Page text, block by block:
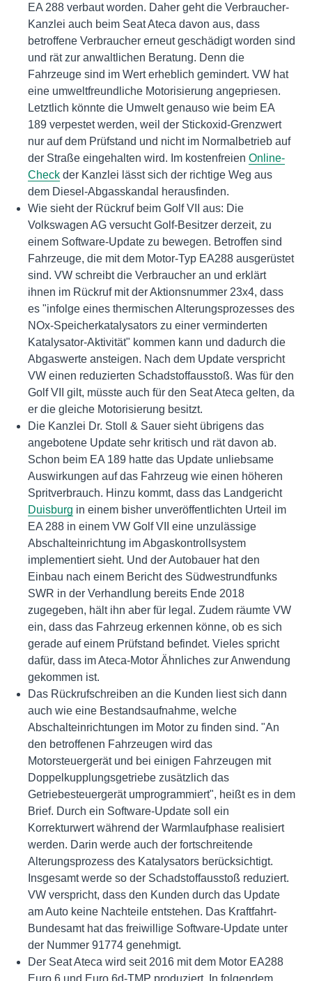
EA 288 verbaut worden. Daher geht die Verbraucher-
Kanzlei auch beim Seat Ateca davon aus, dass
betroffene Verbraucher erneut geschädigt worden sind
und rät zur anwaltlichen Beratung. Denn die
Fahrzeuge sind im Wert erheblich gemindert. VW hat
eine umweltfreundliche Motorisierung angepriesen.
Letztlich könnte die Umwelt genauso wie beim EA
189 verpestet werden, weil der Stickoxid-Grenzwert
nur auf dem Prüfstand und nicht im Normalbetrieb auf
der Straße eingehalten wird. Im kostenfreien Online-
Check der Kanzlei lässt sich der richtige Weg aus
dem Diesel-Abgasskandal herausfinden.
Wie sieht der Rückruf beim Golf VII aus: Die
Volkswagen AG versucht Golf-Besitzer derzeit, zu
einem Software-Update zu bewegen. Betroffen sind
Fahrzeuge, die mit dem Motor-Typ EA288 ausgerüstet
sind. VW schreibt die Verbraucher an und erklärt
ihnen im Rückruf mit der Aktionsnummer 23x4, dass
es "infolge eines thermischen Alterungsprozesses des
NOx-Speicherkatalysators zu einer verminderten
Katalysator-Aktivität" kommen kann und dadurch die
Abgaswerte ansteigen. Nach dem Update verspricht
VW einen reduzierten Schadstoffausstoß. Was für den
Golf VII gilt, müsste auch für den Seat Ateca gelten, da
er die gleiche Motorisierung besitzt.
Die Kanzlei Dr. Stoll & Sauer sieht übrigens das
angebotene Update sehr kritisch und rät davon ab.
Schon beim EA 189 hatte das Update unliebsame
Auswirkungen auf das Fahrzeug wie einen höheren
Spritverbrauch. Hinzu kommt, dass das Landgericht
Duisburg in einem bisher unveröffentlichten Urteil im
EA 288 in einem VW Golf VII eine unzulässige
Abschalteinrichtung im Abgaskontrollsystem
implementiert sieht. Und der Autobauer hat den
Einbau nach einem Bericht des Südwestrundfunks
SWR in der Verhandlung bereits Ende 2018
zugegeben, hält ihn aber für legal. Zudem räumte VW
ein, dass das Fahrzeug erkennen könne, ob es sich
gerade auf einem Prüfstand befindet. Vieles spricht
dafür, dass im Ateca-Motor Ähnliches zur Anwendung
gekommen ist.
Das Rückrufschreiben an die Kunden liest sich dann
auch wie eine Bestandsaufnahme, welche
Abschalteinrichtungen im Motor zu finden sind. "An
den betroffenen Fahrzeugen wird das
Motorsteuergerät und bei einigen Fahrzeugen mit
Doppelkupplungsgetriebe zusätzlich das
Getriebesteuergerät umprogrammiert", heißt es in dem
Brief. Durch ein Software-Update soll ein
Korrekturwert während der Warmlaufphase realisiert
werden. Darin werde auch der fortschreitende
Alterungsprozess des Katalysators berücksichtigt.
Insgesamt werde so der Schadstoffausstoß reduziert.
VW verspricht, dass den Kunden durch das Update
am Auto keine Nachteile entstehen. Das Kraftfahrt-
Bundesamt hat das freiwillige Software-Update unter
der Nummer 91774 genehmigt.
Der Seat Ateca wird seit 2016 mit dem Motor EA288
Euro 6 und Euro 6d-TMP produziert. In folgendem